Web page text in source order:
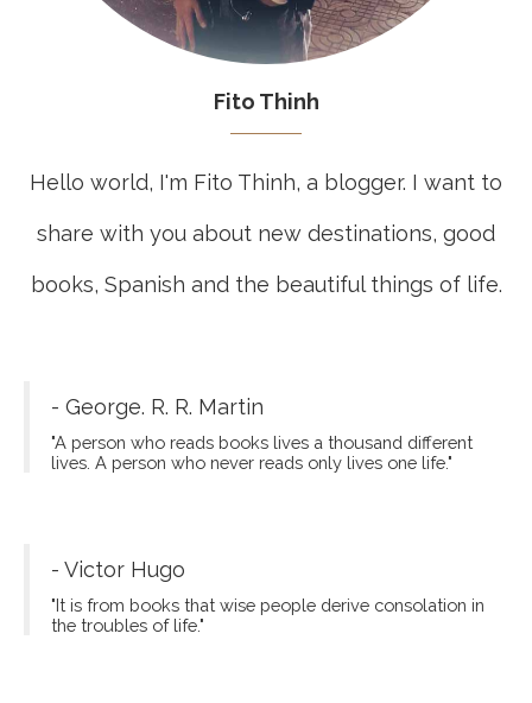
Fito Thinh
Hello world, I'm Fito Thinh, a blogger. I want to
share with you about new destinations, good
books, Spanish and the beautiful things of life.
- George. R. R. Martin
"A person who reads books lives a thousand different
lives. A person who never reads only lives one life."
- Victor Hugo
"It is from books that wise people derive consolation in
the troubles of life."